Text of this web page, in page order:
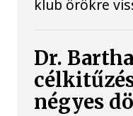
klub örökre
Dr.
négyes